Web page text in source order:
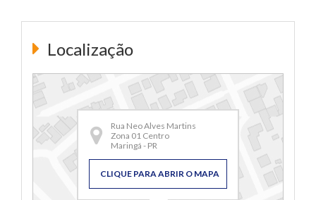
Localização
Rua Neo Alves Martins
Zona 01 Centro
Maringá - PR
CLIQUE PARA ABRIR O MAPA